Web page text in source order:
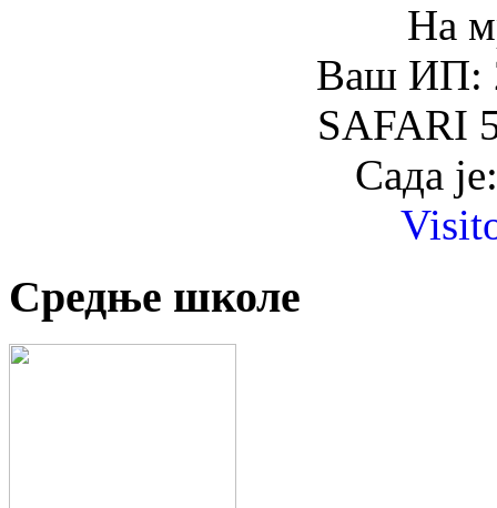
На
Ваш ИП:
SAFARI
Сада
Средње школе